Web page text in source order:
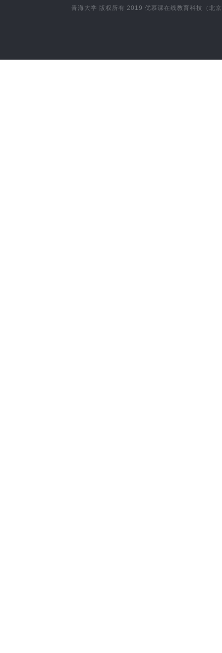
青海大学 版权所有 2019优慕课在线教育科技（北